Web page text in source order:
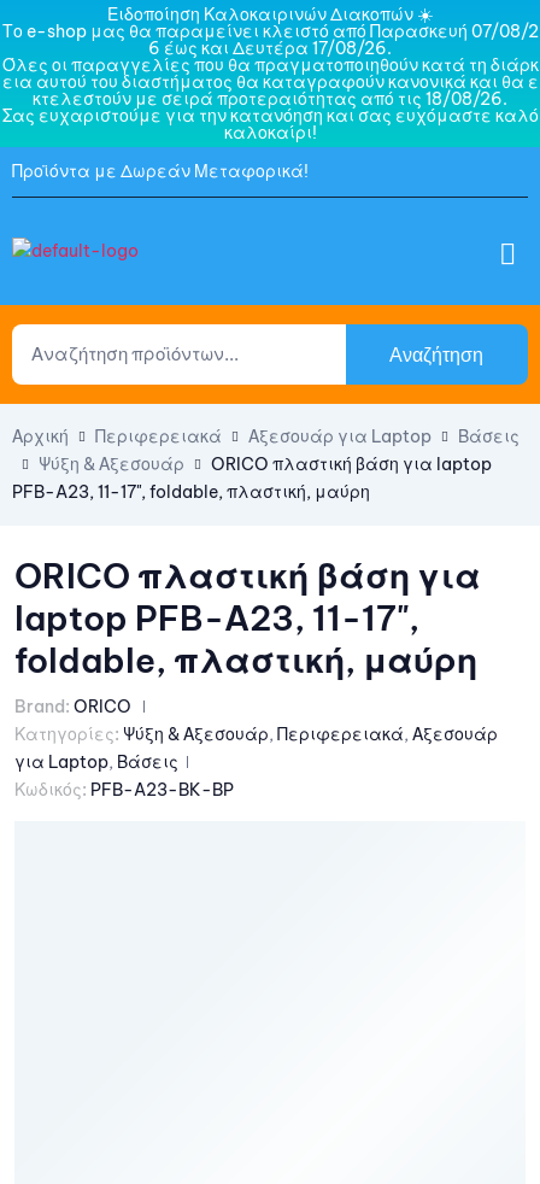
Ειδοποίηση Καλοκαιρινών Διακοπών ☀️
Το e-shop μας θα παραμείνει κλειστό από Παρασκευή 07/08/2
6 έως και Δευτέρα 17/08/26.
Όλες οι παραγγελίες που θα πραγματοποιηθούν κατά τη διάρκ
εια αυτού του διαστήματος θα καταγραφούν κανονικά και θα ε
κτελεστούν με σειρά προτεραιότητας από τις 18/08/26.
Σας ευχαριστούμε για την κατανόηση και σας ευχόμαστε καλό
καλοκαίρι!
Προϊόντα με Δωρεάν Μεταφορικά!
Αναζήτηση
Αρχική Περιφερειακά Αξεσουάρ για Laptop
Βάσεις
Ψύξη & Αξεσουάρ
ORICO πλαστική βάση για laptop
PFB-A23, 11-17", foldable, πλαστική, μαύρη
ORICO πλαστική βάση για
laptop PFB-A23, 11-17",
foldable, πλαστική, μαύρη
Brand: ORICO
Κατηγορίες: Ψύξη & Αξεσουάρ, Περιφερειακά, Αξεσουάρ
για Laptop, Βάσεις
Κωδικός: PFB-A23-BK-BP